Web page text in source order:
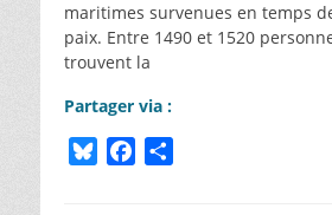
maritimes survenues en temps
paix. Entre 1490 et 1520
trouvent la
Partager via :